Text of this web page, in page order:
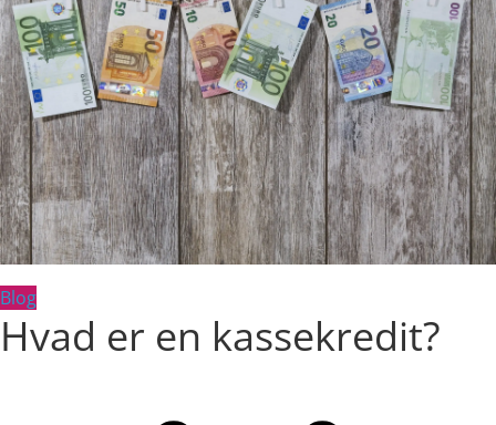
Blog
Hvad er en kassekredit?